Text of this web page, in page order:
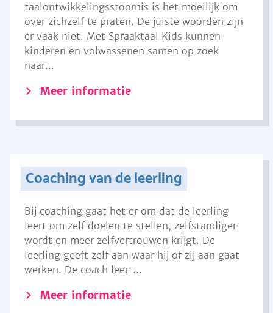
taalontwikkelingsstoornis is het moeilijk om
over zichzelf te praten. De juiste woorden zijn
er vaak niet. Met Spraaktaal Kids kunnen
kinderen en volwassenen samen op zoek
naar...
Meer informatie
Coaching van de leerling
Bij coaching gaat het er om dat de leerling
leert om zelf doelen te stellen, zelfstandiger
wordt en meer zelfvertrouwen krijgt. De
leerling geeft zelf aan waar hij of zij aan gaat
werken. De coach leert...
Meer informatie